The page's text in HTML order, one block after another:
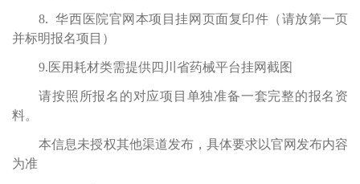
8. 华西医院官网本项目挂网页面复印件（请放第一页
并标明报名项目）
9.医用耗材类需提供四川省药械平台挂网截图
请按照所报名的对应项目单独准备一套完整的报名资
料。
本信息未授权其他渠道发布，具体要求以官网发布内容
为准